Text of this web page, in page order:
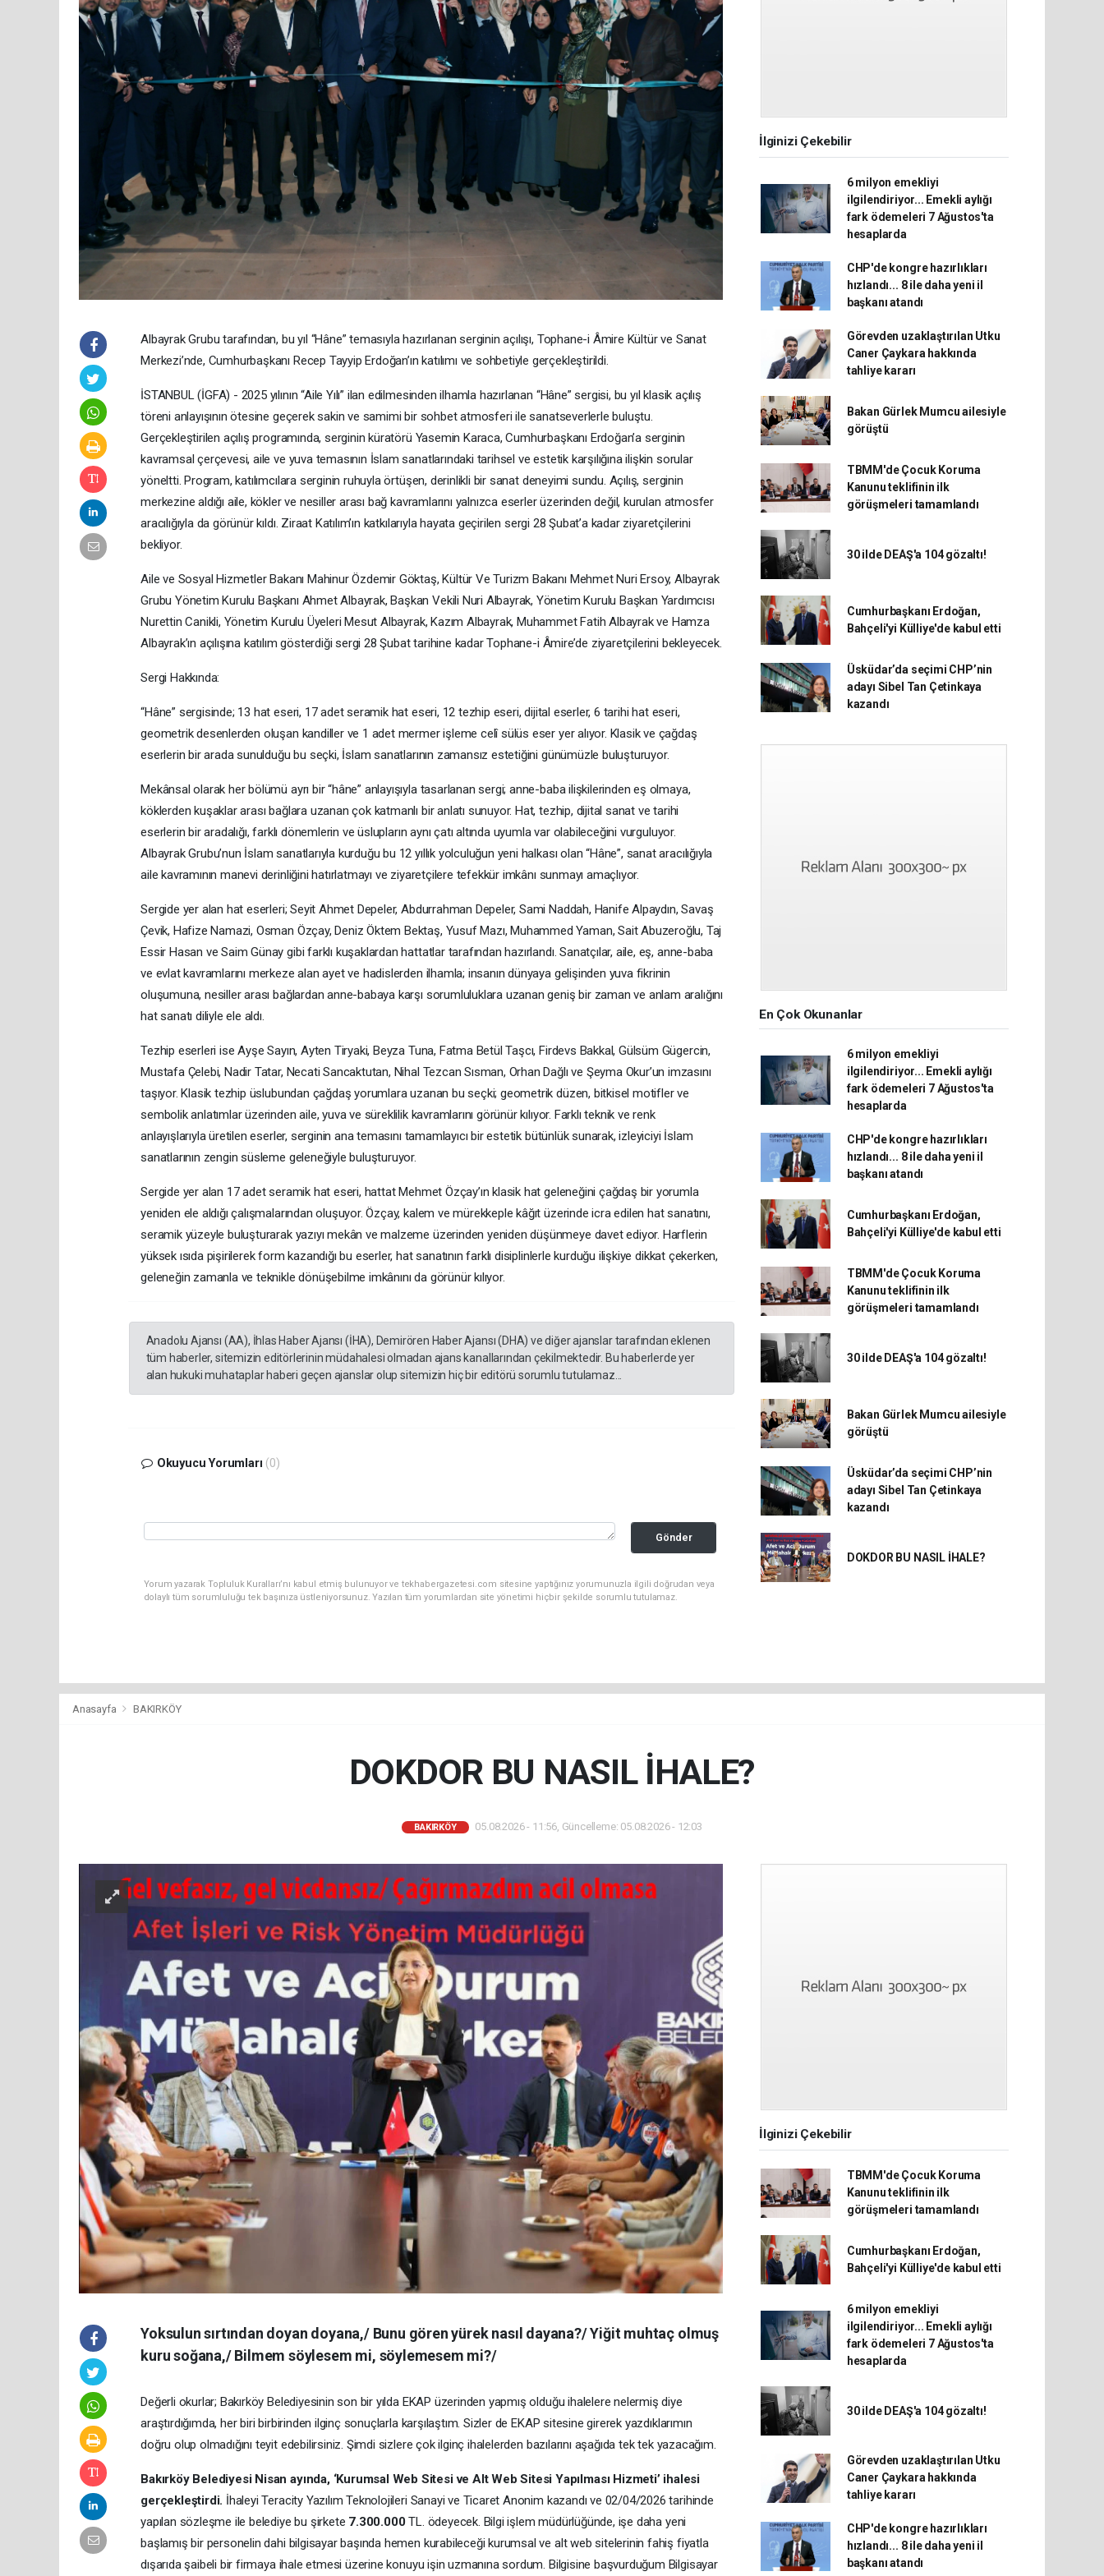
Albayrak Grubu tarafından, bu yıl “Hâne” temasıyla hazırlanan serginin açılışı, Tophane-i Âmire Kültür ve Sanat
Merkezi’nde, Cumhurbaşkanı Recep Tayyip Erdoğan’ın katılımı ve sohbetiyle gerçekleştirildi.
İSTANBUL (İGFA) - 2025 yılının “Aile Yılı” ilan edilmesinden ilhamla hazırlanan “Hâne” sergisi, bu yıl klasik açılış
töreni anlayışının ötesine geçerek sakin ve samimi bir sohbet atmosferi ile sanatseverlerle buluştu.
Gerçekleştirilen açılış programında, serginin küratörü Yasemin Karaca, Cumhurbaşkanı Erdoğan’a serginin
kavramsal çerçevesi, aile ve yuva temasının İslam sanatlarındaki tarihsel ve estetik karşılığına ilişkin sorular
yöneltti. Program, katılımcılara serginin ruhuyla örtüşen, derinlikli bir sanat deneyimi sundu. Açılış, serginin
merkezine aldığı aile, kökler ve nesiller arası bağ kavramlarını yalnızca eserler üzerinden değil, kurulan atmosfer
aracılığıyla da görünür kıldı. Ziraat Katılım’ın katkılarıyla hayata geçirilen sergi 28 Şubat’a kadar ziyaretçilerini
bekliyor.
Aile ve Sosyal Hizmetler Bakanı Mahinur Özdemir Göktaş, Kültür Ve Turizm Bakanı Mehmet Nuri Ersoy, Albayrak
Grubu Yönetim Kurulu Başkanı Ahmet Albayrak, Başkan Vekili Nuri Albayrak, Yönetim Kurulu Başkan Yardımcısı
Nurettin Canikli, Yönetim Kurulu Üyeleri Mesut Albayrak, Kazım Albayrak, Muhammet Fatih Albayrak ve Hamza
Albayrak’ın açılışına katılım gösterdiği sergi 28 Şubat tarihine kadar Tophane-i Âmire’de ziyaretçilerini bekleyecek.
Sergi Hakkında:
“Hâne” sergisinde; 13 hat eseri, 17 adet seramik hat eseri, 12 tezhip eseri, dijital eserler, 6 tarihi hat eseri,
geometrik desenlerden oluşan kandiller ve 1 adet mermer işleme celî sülüs eser yer alıyor. Klasik ve çağdaş
eserlerin bir arada sunulduğu bu seçki, İslam sanatlarının zamansız estetiğini günümüzle buluşturuyor.
Mekânsal olarak her bölümü ayrı bir “hâne” anlayışıyla tasarlanan sergi; anne-baba ilişkilerinden eş olmaya,
köklerden kuşaklar arası bağlara uzanan çok katmanlı bir anlatı sunuyor. Hat, tezhip, dijital sanat ve tarihi
eserlerin bir aradalığı, farklı dönemlerin ve üslupların aynı çatı altında uyumla var olabileceğini vurguluyor.
Albayrak Grubu’nun İslam sanatlarıyla kurduğu bu 12 yıllık yolculuğun yeni halkası olan “Hâne”, sanat aracılığıyla
aile kavramının manevi derinliğini hatırlatmayı ve ziyaretçilere tefekkür imkânı sunmayı amaçlıyor.
Sergide yer alan hat eserleri; Seyit Ahmet Depeler, Abdurrahman Depeler, Sami Naddah, Hanife Alpaydın, Savaş
Çevik, Hafize Namazi, Osman Özçay, Deniz Öktem Bektaş, Yusuf Mazı, Muhammed Yaman, Sait Abuzeroğlu, Taj
Essir Hasan ve Saim Günay gibi farklı kuşaklardan hattatlar tarafından hazırlandı. Sanatçılar, aile, eş, anne-baba
ve evlat kavramlarını merkeze alan ayet ve hadislerden ilhamla; insanın dünyaya gelişinden yuva fikrinin
oluşumuna, nesiller arası bağlardan anne-babaya karşı sorumluluklara uzanan geniş bir zaman ve anlam aralığını
hat sanatı diliyle ele aldı.
Tezhip eserleri ise Ayşe Sayın, Ayten Tiryaki, Beyza Tuna, Fatma Betül Taşcı, Firdevs Bakkal, Gülsüm Gügercin,
Mustafa Çelebi, Nadir Tatar, Necati Sancaktutan, Nihal Tezcan Sısman, Orhan Dağlı ve Şeyma Okur’un imzasını
taşıyor. Klasik tezhip üslubundan çağdaş yorumlara uzanan bu seçki; geometrik düzen, bitkisel motifler ve
sembolik anlatımlar üzerinden aile, yuva ve süreklilik kavramlarını görünür kılıyor. Farklı teknik ve renk
anlayışlarıyla üretilen eserler, serginin ana temasını tamamlayıcı bir estetik bütünlük sunarak, izleyiciyi İslam
sanatlarının zengin süsleme geleneğiyle buluşturuyor.
Sergide yer alan 17 adet seramik hat eseri, hattat Mehmet Özçay’ın klasik hat geleneğini çağdaş bir yorumla
yeniden ele aldığı çalışmalarından oluşuyor. Özçay, kalem ve mürekkeple kâğıt üzerinde icra edilen hat sanatını,
seramik yüzeyle buluşturarak yazıyı mekân ve malzeme üzerinden yeniden düşünmeye davet ediyor. Harflerin
yüksek ısıda pişirilerek form kazandığı bu eserler, hat sanatının farklı disiplinlerle kurduğu ilişkiye dikkat çekerken,
geleneğin zamanla ve teknikle dönüşebilme imkânını da görünür kılıyor.
Anadolu Ajansı (AA), İhlas Haber Ajansı (İHA), Demirören Haber Ajansı (DHA) ve diğer ajanslar tarafından eklenen
tüm haberler, sitemizin editörlerinin müdahalesi olmadan ajans kanallarından çekilmektedir. Bu haberlerde yer
alan hukuki muhataplar haberi geçen ajanslar olup sitemizin hiç bir editörü sorumlu tutulamaz...
Okuyucu Yorumları (0)
Gönder
Yorum yazarak Topluluk Kuralları’nı kabul etmiş bulunuyor ve tekhabergazetesi.com sitesine yaptığınız yorumunuzla ilgili doğrudan veya
dolaylı tüm sorumluluğu tek başınıza üstleniyorsunuz. Yazılan tüm yorumlardan site yönetimi hiçbir şekilde sorumlu tutulamaz.
İlginizi Çekebilir
6 milyon emekliyi
ilgilendiriyor... Emekli aylığı
fark ödemeleri 7 Ağustos'ta
hesaplarda
CHP'de kongre hazırlıkları
hızlandı... 8 ile daha yeni il
başkanı atandı
Görevden uzaklaştırılan Utku
Caner Çaykara hakkında
tahliye kararı
Bakan Gürlek Mumcu ailesiyle
görüştü
TBMM'de Çocuk Koruma
Kanunu teklifinin ilk
görüşmeleri tamamlandı
30 ilde DEAŞ'a 104 gözaltı!
Cumhurbaşkanı Erdoğan,
Bahçeli'yi Külliye'de kabul etti
Üsküdar’da seçimi CHP’nin
adayı Sibel Tan Çetinkaya
kazandı
En Çok Okunanlar
6 milyon emekliyi
ilgilendiriyor... Emekli aylığı
fark ödemeleri 7 Ağustos'ta
hesaplarda
CHP'de kongre hazırlıkları
hızlandı... 8 ile daha yeni il
başkanı atandı
Cumhurbaşkanı Erdoğan,
Bahçeli'yi Külliye'de kabul etti
TBMM'de Çocuk Koruma
Kanunu teklifinin ilk
görüşmeleri tamamlandı
30 ilde DEAŞ'a 104 gözaltı!
Bakan Gürlek Mumcu ailesiyle
görüştü
Üsküdar’da seçimi CHP’nin
adayı Sibel Tan Çetinkaya
kazandı
DOKDOR BU NASIL İHALE?
Anasayfa BAKIRKÖY
DOKDOR BU NASIL İHALE?
BAKIRKÖY 05.08.2026 - 11:56, Güncelleme: 05.08.2026 - 12:03
Yoksulun sırtından doyan doyana,/ Bunu gören yürek nasıl dayana?/ Yiğit muhtaç olmuş
kuru soğana,/ Bilmem söylesem mi, söylemesem mi?/
Değerli okurlar; Bakırköy Belediyesinin son bir yılda EKAP üzerinden yapmış olduğu ihalelere nelermiş diye
araştırdığımda, her biri birbirinden ilginç sonuçlarla karşılaştım. Sizler de EKAP sitesine girerek yazdıklarımın
doğru olup olmadığını teyit edebilirsiniz. Şimdi sizlere çok ilginç ihalelerden bazılarını aşağıda tek tek yazacağım.
Bakırköy Belediyesi Nisan ayında, ‘Kurumsal Web Sitesi ve Alt Web Sitesi Yapılması Hizmeti’ ihalesi
gerçekleştirdi. İhaleyi Teracity Yazılım Teknolojileri Sanayi ve Ticaret Anonim kazandı ve 02/04/2026 tarihinde
yapılan sözleşme ile belediye bu şirkete 7.300.000TL. ödeyecek. Bilgi işlem müdürlüğünde, işe daha yeni
başlamış bir personelin dahi bilgisayar başında hemen kurabileceği kurumsal ve alt web sitelerinin fahiş fiyatla
dışarıda şaibeli bir firmaya ihale etmesi üzerine konuyu işin uzmanına sordum. Bilgisine başvurduğum Bilgisayar
İlginizi Çekebilir
TBMM'de Çocuk Koruma
Kanunu teklifinin ilk
görüşmeleri tamamlandı
Cumhurbaşkanı Erdoğan,
Bahçeli'yi Külliye'de kabul etti
6 milyon emekliyi
ilgilendiriyor... Emekli aylığı
fark ödemeleri 7 Ağustos'ta
hesaplarda
30 ilde DEAŞ'a 104 gözaltı!
Görevden uzaklaştırılan Utku
Caner Çaykara hakkında
tahliye kararı
CHP'de kongre hazırlıkları
hızlandı... 8 ile daha yeni il
başkanı atandı